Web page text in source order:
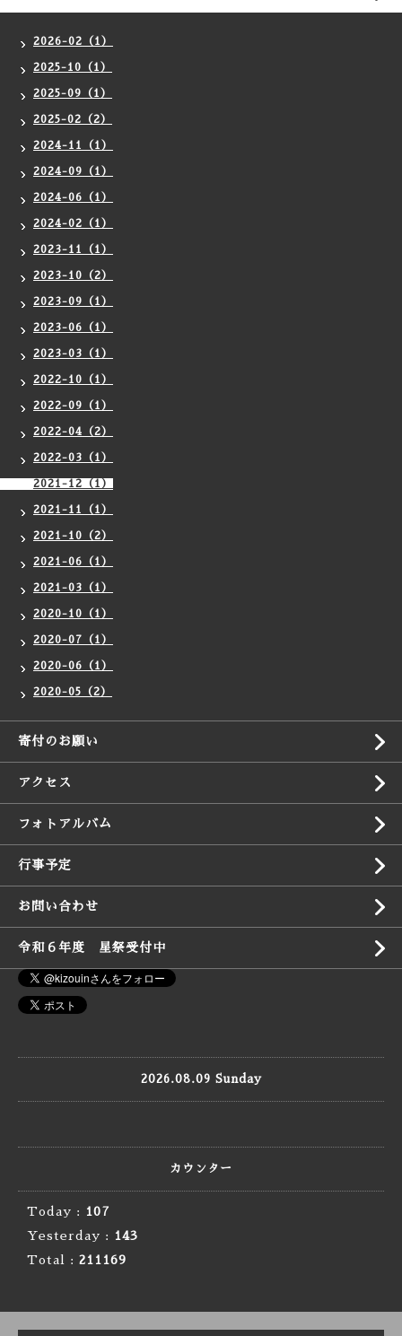
2026-02（1）
2025-10（1）
2025-09（1）
2025-02（2）
2024-11（1）
2024-09（1）
2024-06（1）
2024-02（1）
2023-11（1）
2023-10（2）
2023-09（1）
2023-06（1）
2023-03（1）
2022-10（1）
2022-09（1）
2022-04（2）
2022-03（1）
2021-12（1）
2021-11（1）
2021-10（2）
2021-06（1）
2021-03（1）
2020-10（1）
2020-07（1）
2020-06（1）
2020-05（2）
寄付のお願い
アクセス
フォトアルバム
行事予定
お問い合わせ
令和６年度 星祭受付中
2026.08.09 Sunday
カウンター
Today :
107
Yesterday :
143
Total : 211169